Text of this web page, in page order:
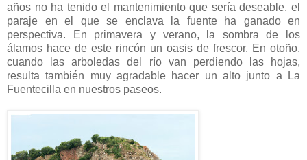
años no ha tenido el mantenimiento que sería deseable, el
paraje en el que se enclava la fuente ha ganado en
perspectiva. En primavera y verano, la sombra de los
álamos hace de este rincón un oasis de frescor. En otoño,
cuando las arboledas del río van perdiendo las hojas,
resulta también muy agradable hacer un alto junto a La
Fuentecilla en nuestros paseos.